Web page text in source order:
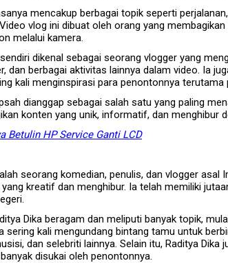
mencakup berbagai topik seperti
vlog ini dibuat oleh orang yang
melalui kamera.
dikenal sebagai seorang vlogger yang
dan berbagai aktivitas lainnya dalam video. Ia
kali menginspirasi para penontonnya terutama
dianggap sebagai salah satu yang paling
konten yang unik, informatif, dan menghibur
Betulin HP Service Ganti LCD
seorang komedian, penulis, dan vlogger asal
kreatif dan menghibur. Ia telah memiliki
Dika beragam dan meliputi banyak topik,
sering kali mengundang bintang tamu untuk
dan selebriti lainnya. Selain itu, Raditya
disukai oleh penontonnya.